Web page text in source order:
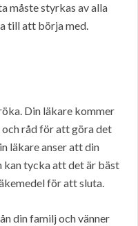
måste styrkas av alla
till att börja med.
Din läkare kommer
råd för att göra det
läkare anser att din
kan tycka att det är bäst
för att sluta.
din familj och vänner